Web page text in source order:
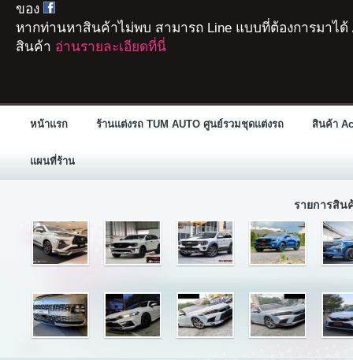
ของ
หากท่านหาสินค้าไม่พบ สามารถ Line แบบที่ต้องการมาได้
สินค้า อ่านรายละเอียดที่นี่
หน้าแรก ร้านแต่งรถ TUM AUTO ศูนย์รวมชุดแต่งรถ สินค้า
แผนที่ร้าน
รายการสิน